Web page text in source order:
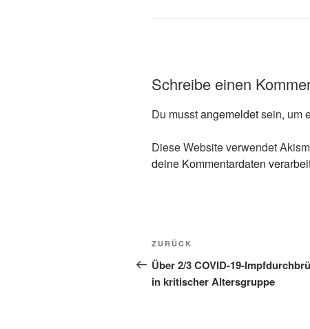
Schreibe einen
Du musstangemeldetsein, um
Diese Website verwendet
deine Kommentardaten
Beitragsnavigation
Vorheriger
Beitrag
ZURÜCK
Über 2/3 COVID-19-
in kritischer Altersgruppe